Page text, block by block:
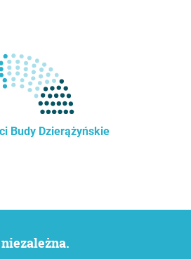
Budy Dzierążyńskie